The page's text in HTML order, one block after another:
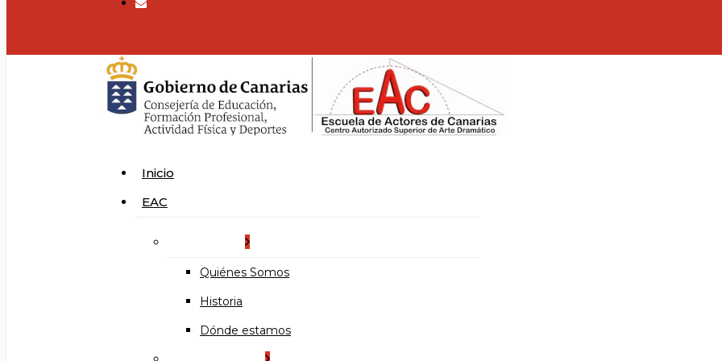
search
Menu
Inicio
EAC
Quiénes Somos
Historia
Dónde estamos